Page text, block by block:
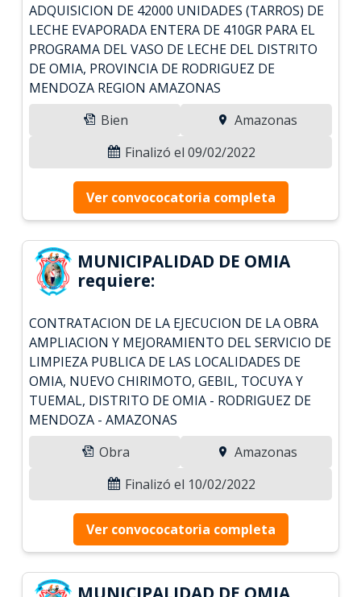
ADQUISICION DE 42000 UNIDADES (TARROS) DE
LECHE EVAPORADA ENTERA DE 410GR PARA EL
PROGRAMA DEL VASO DE LECHE DEL DISTRITO
DE OMIA, PROVINCIA DE RODRIGUEZ DE
MENDOZA REGION AMAZONAS
Bien
Amazonas
Finalizó el 09/02/2022
Ver convococatoria completa
MUNICIPALIDAD DE OMIA
requiere:
CONTRATACION DE LA EJECUCION DE LA OBRA
AMPLIACION Y MEJORAMIENTO DEL SERVICIO DE
LIMPIEZA PUBLICA DE LAS LOCALIDADES DE
OMIA, NUEVO CHIRIMOTO, GEBIL, TOCUYA Y
TUEMAL, DISTRITO DE OMIA - RODRIGUEZ DE
MENDOZA - AMAZONAS
Obra
Amazonas
Finalizó el 10/02/2022
Ver convococatoria completa